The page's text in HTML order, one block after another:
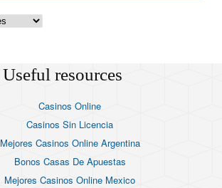
Useful resources
Casinos Online
Casinos Sin Licencia
Mejores Casinos Online Argentina
Bonos Casas De Apuestas
Mejores Casinos Online Mexico